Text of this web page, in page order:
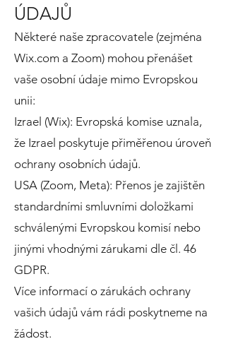
ÚDAJŮ
Některé naše zpracovatele (zejména
Wix.com a Zoom) mohou přenášet
vaše osobní údaje mimo Evropskou
unii:
Izrael (Wix): Evropská komise uznala,
že Izrael poskytuje přiměřenou úroveň
ochrany osobních údajů.
USA (Zoom, Meta): Přenos je zajištěn
standardními smluvními doložkami
schválenými Evropskou komisí nebo
jinými vhodnými zárukami dle čl. 46
GDPR.
Více informací o zárukách ochrany
vašich údajů vám rádi poskytneme na
žádost.